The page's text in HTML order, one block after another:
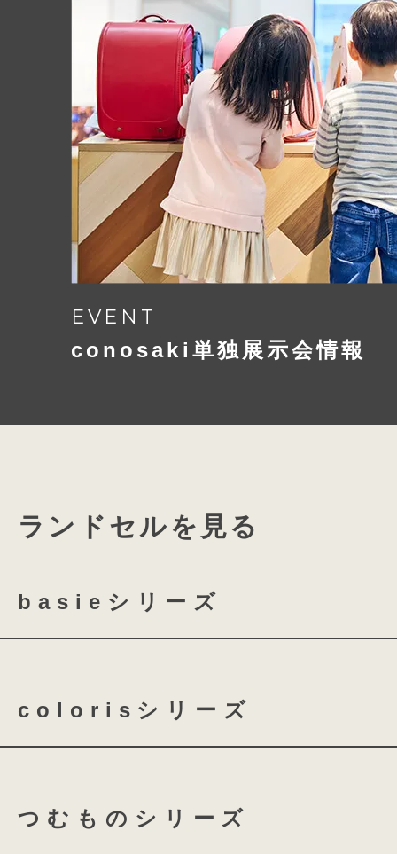
EVENT
conosaki単独展示会情報
ランドセルを見る
basieシリーズ
basie クラリーノ 半かぶせ
colorisシリーズ
coloris レザー
つむものシリーズ